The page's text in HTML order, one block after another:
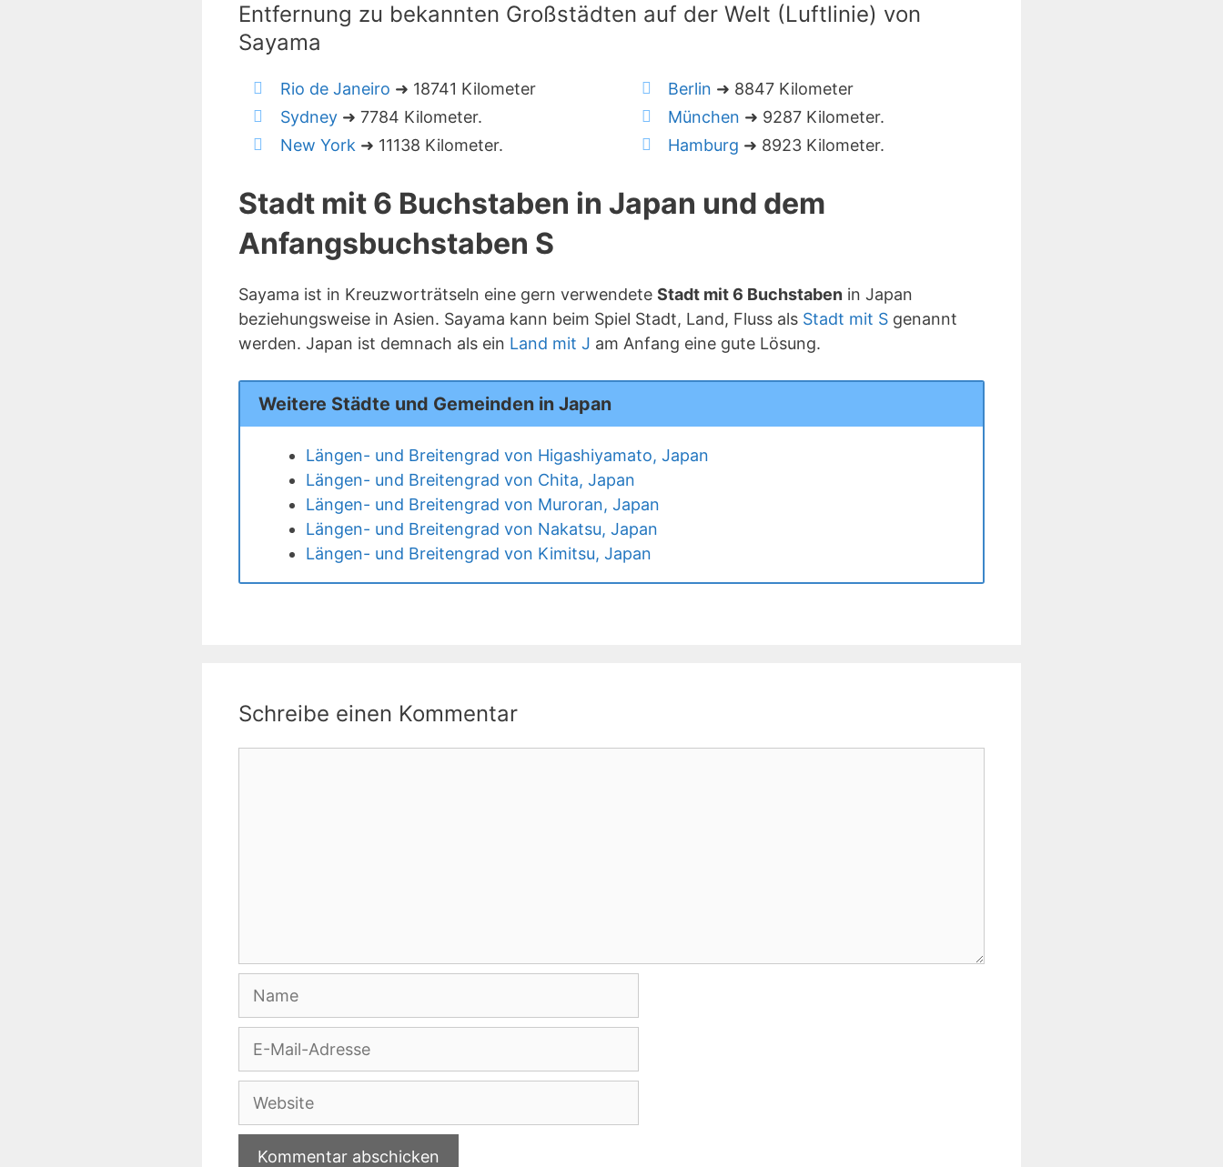
Entfernung zu bekannten Großstädten auf der Welt (Luftlinie) von
Sayama
Rio de Janeiro ➜ 18741 Kilometer
Sydney ➜ 7784 Kilometer.
New York ➜ 11138 Kilometer.
Berlin ➜ 8847 Kilometer
München ➜ 9287 Kilometer.
Hamburg ➜ 8923 Kilometer.
Stadt mit 6 Buchstaben in Japan und dem
Anfangsbuchstaben S
Sayama ist in Kreuzworträtseln eine gern verwendete Stadt mit 6 Buchstaben in Japan
beziehungsweise in Asien. Sayama kann beim Spiel Stadt, Land, Fluss als Stadt mit S genannt
werden. Japan ist demnach als ein Land mit J am Anfang eine gute Lösung.
Weitere Städte und Gemeinden in Japan
Längen- und Breitengrad von Higashiyamato, Japan
Längen- und Breitengrad von Chita, Japan
Längen- und Breitengrad von Muroran, Japan
Längen- und Breitengrad von Nakatsu, Japan
Längen- und Breitengrad von Kimitsu, Japan
Schreibe einen Kommentar
Adresse
Website